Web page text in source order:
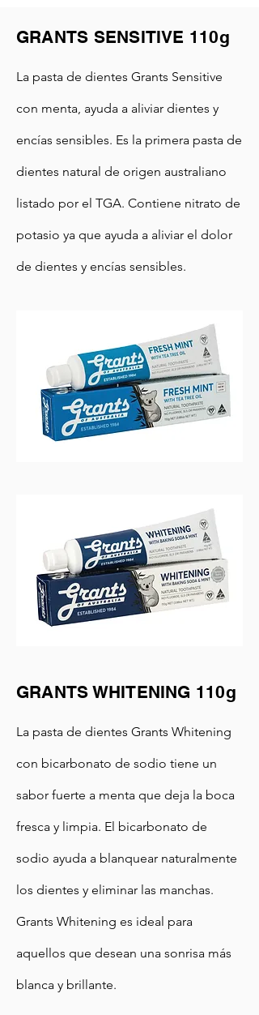
GRANTS SENSITIVE 110g
La pasta de dientes Grants Sensitive
con menta, ayuda a aliviar dientes y
encías sensibles. Es la primera pasta de
dientes natural de origen australiano
listado por el TGA. Contiene nitrato de
potasio ya que ayuda a aliviar el dolor
de dientes y encías sensibles.
GRANTS WHITENING 110g
La pasta de dientes Grants Whitening
con bicarbonato de sodio tiene un
sabor fuerte a menta que deja la boca
fresca y limpia. El bicarbonato de
sodio ayuda a blanquear naturalmente
los dientes y eliminar las manchas.
Grants Whitening es ideal para
aquellos que desean una sonrisa más
blanca y brillante.